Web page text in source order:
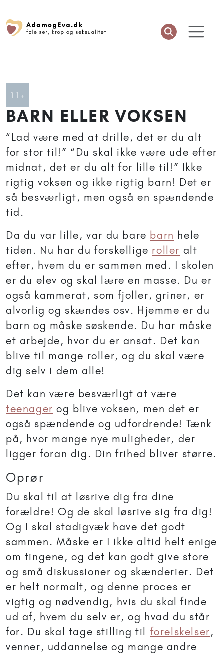
11+
BARN ELLER VOKSEN
“Lad være med at drille, det er du alt
for stor til!” “Du skal ikke være ude efter
midnat, det er du alt for lille til!” Ikke
rigtig voksen og ikke rigtig barn! Det er
så besværligt, men også en spændende
tid.
Da du var lille, var du bare barn hele
tiden. Nu har du forskellige roller alt
efter, hvem du er sammen med. I skolen
er du elev og skal lære en masse. Du er
også kammerat, som fjoller, griner, er
alvorlig og skændes osv. Hjemme er du
barn og måske søskende. Du har måske
et arbejde, hvor du er ansat. Det kan
blive til mange roller, og du skal være
dig selv i dem alle!
Det kan være besværligt at være
teenager og blive voksen, men det er
også spændende og udfordrende! Tænk
på, hvor mange nye muligheder, der
ligger foran dig. Din frihed bliver større.
Oprør
Du skal til at løsrive dig fra dine
forældre! Og de skal løsrive sig fra dig!
Og I skal stadigvæk have det godt
sammen. Måske er I ikke altid helt enige
om tingene, og det kan godt give store
og små diskussioner og skænderier. Det
er helt normalt, og denne proces er
vigtig og nødvendig, hvis du skal finde
ud af, hvem du selv er, og hvad du står
for. Du skal tage stilling til forelskelser,
venner, uddannelse og mange andre